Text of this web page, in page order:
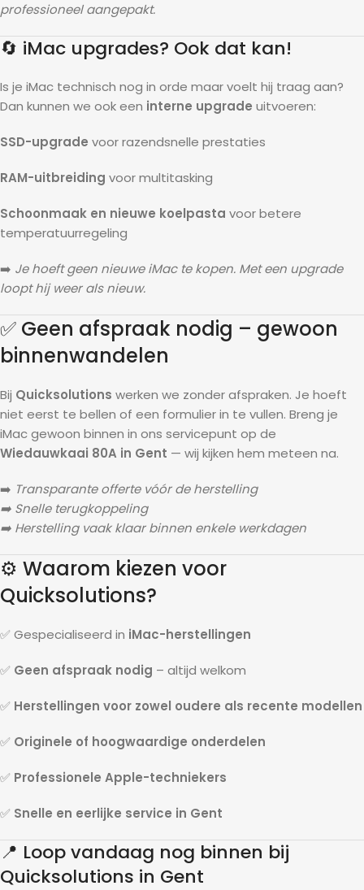
professioneel aangepakt.
🔄 iMac upgrades? Ook dat kan!
Is je iMac technisch nog in orde maar voelt hij traag aan?
Dan kunnen we ook een interne upgrade uitvoeren:
SSD-upgrade voor razendsnelle prestaties
RAM-uitbreiding voor multitasking
Schoonmaak en nieuwe koelpasta voor betere
temperatuurregeling
➡️ Je hoeft geen nieuwe iMac te kopen. Met een upgrade
loopt hij weer als nieuw.
✅ Geen afspraak nodig – gewoon
binnenwandelen
Bij Quicksolutions werken we zonder afspraken. Je hoeft
niet eerst te bellen of een formulier in te vullen. Breng je
iMac gewoon binnen in ons servicepunt op de
Wiedauwkaai 80A in Gent — wij kijken hem meteen na.
➡️ Transparante offerte vóór de herstelling
➡️ Snelle terugkoppeling
➡️ Herstelling vaak klaar binnen enkele werkdagen
⚙️ Waarom kiezen voor
Quicksolutions?
✅ Gespecialiseerd in iMac-herstellingen
✅ Geen afspraak nodig – altijd welkom
✅ Herstellingen voor zowel oudere als recente modellen
✅ Originele of hoogwaardige onderdelen
✅ Professionele Apple-techniekers
✅ Snelle en eerlijke service in Gent
📍 Loop vandaag nog binnen bij
Quicksolutions in Gent